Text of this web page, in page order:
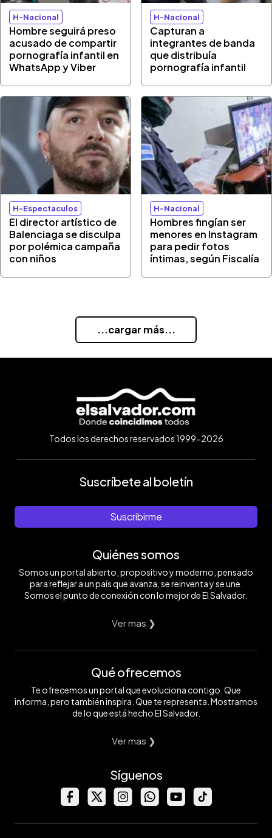
H-Nacional
Hombre seguirá preso
acusado de compartir
pornografía infantil en
WhatsApp y Viber
H-Nacional
Capturan a
integrantes de banda
que distribuía
pornografía infantil
H-Espectaculos
El director artístico de
Balenciaga se disculpa
por polémica campaña
con niños
H-Nacional
Hombres fingían ser
menores en Instagram
para pedir fotos
íntimas, según Fiscalía
...cargar más...
Todos los derechos reservados 1999-2026
Suscríbete al boletín
Suscribirme
Quiénes somos
Somos un portal abierto, propositivo y moderno, pensado
para reflejar a un país que avanza, se reinventa y se une.
Somos el punto de conexión con lo mejor de El Salvador.
Ver mas ❯
Qué ofrecemos
Te ofrecemos un portal que evoluciona contigo. Que
informa, pero también inspira. Que te representa. Mostramos
de lo que está hecho El Salvador.
Ver mas ❯
Síguenos